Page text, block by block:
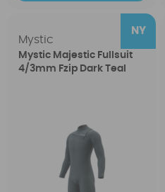
Mystic
Mystic Majestic Fullsuit
4/3mm Fzip Dark Teal